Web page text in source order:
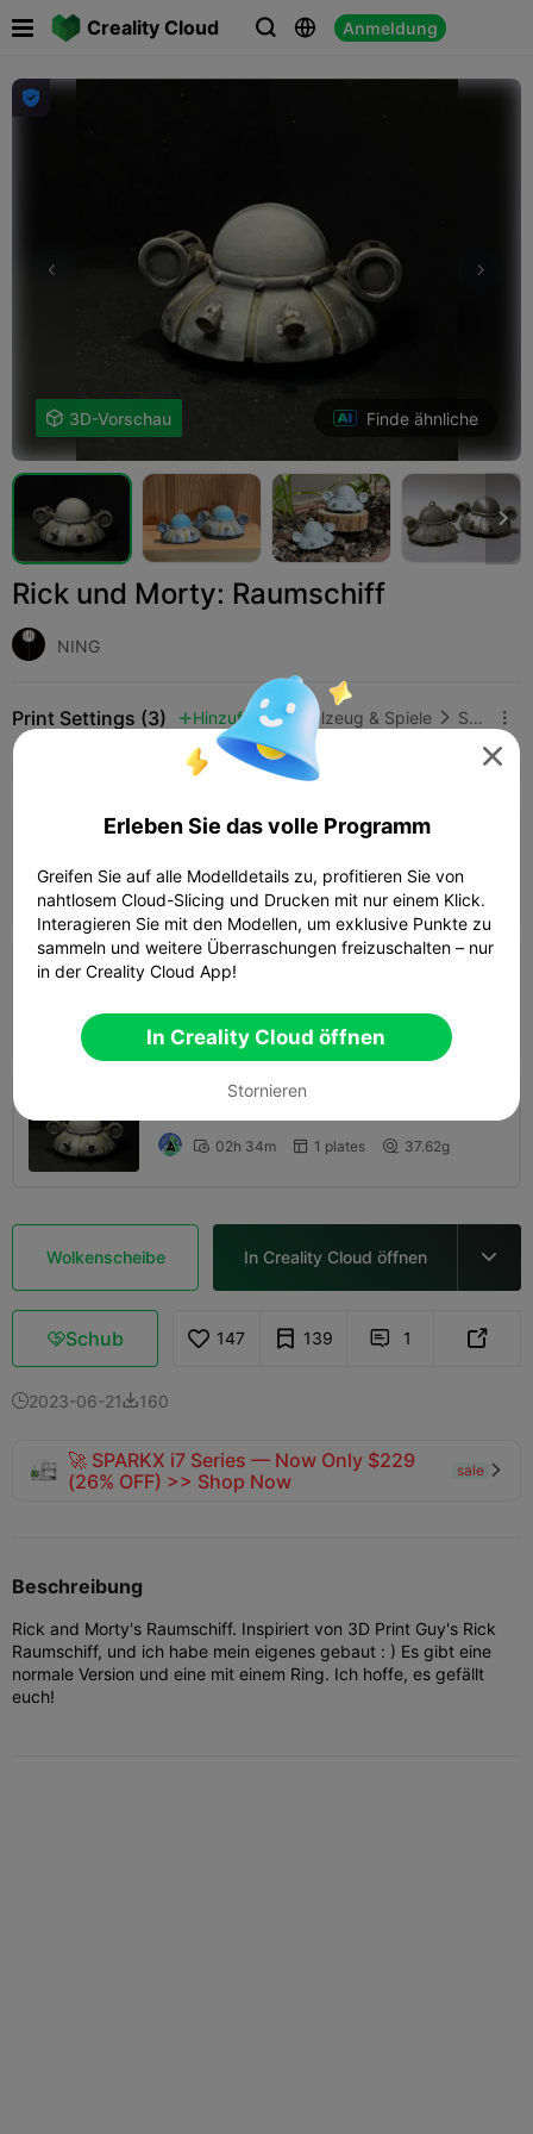
Creality Cloud   Anmeldung
 

 3D-Vorschau Finde ähnliche

Rick und Morty: Raumschiff
NING
Print Settings (3)  Hinzufügen Spielzeug & Spiele  Sonstige 
K2 Pro
 02h 11m  1 plates  42.36g
0,2 mm Schicht, 2 Wände, 15% Füllung
 01h 39m  1 plates  43.92g
 02h 34m  1 plates  37.62g
Wolkenscheibe In Creality Cloud öffnen 
Schub 147 139  1 
2023-06-21160
🚀 SPARKX i7 Series — Now Only $229
(26% OFF) >> Shop Now
sale 
Beschreibung
Rick and Morty's Raumschiff. Inspiriert von 3D Print Guy's Rick
Raumschiff, und ich habe mein eigenes gebaut : ) Es gibt eine
normale Version und eine mit einem Ring. Ich hoffe, es gefällt
euch!

Erleben Sie das volle Programm
Greifen Sie auf alle Modelldetails zu, profitieren Sie von
nahtlosem Cloud-Slicing und Drucken mit nur einem Klick.
Interagieren Sie mit den Modellen, um exklusive Punkte zu
sammeln und weitere Überraschungen freizuschalten – nur
in der Creality Cloud App!
In Creality Cloud öffnen
Stornieren